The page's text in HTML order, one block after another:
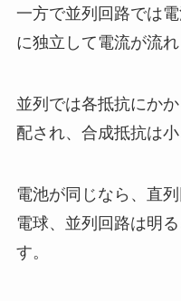
一方で並列回路では
に独立して電流が流れ
並列では各抵抗にか
配され、合成抵抗は小
電池が同じなら、直
電球、並列回路は明
す。